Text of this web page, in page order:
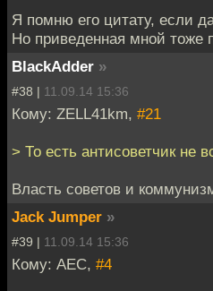
Я помню его цитату, если
Но приведенная мной тоже
BlackAdder »
#38 | 11.09.14 15:36
Кому: ZELL41km, #21
> То есть антисоветчик не
Власть советов и
Jack Jumper »
#39 | 11.09.14 15:36
Кому: АЕС, #4